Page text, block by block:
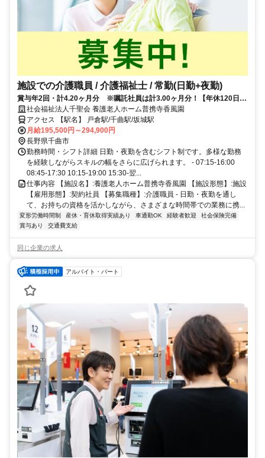
施設での介護職員 / 介護福祉士 / 常勤(日勤+夜勤)
賞与年2回・計4.20ヶ月分 ※嘱託社員は計3.00ヶ月分！【年休120日以
上】社会福祉法人千聖会 養護老人ホーム普携寺香風園
アクセス 【駅名】 戸倉駅/千曲駅/坂城駅
月給195,500円～294,900円
長野県千曲市
勤務時間・シフト詳細 日勤・夜勤を含むシフト制です。多様な勤務
を経験しながらスキルの幅をさらに広げられます。 - 07:15-16:00
08:45-17:30 10:15-19:00 15:30-翌...
仕事内容 【施設名】:養護老人ホーム普携寺香風園 【施設形態】:施設
【雇用形態】:契約社員 【募集職種】:介護職員 - 日勤・夜勤を通し
て、お持ちの資格を活かしながら、さまざまな時間帯での業務に携...
変形労働時間制 産休・育休取得実績あり 車通勤OK 経験者歓迎
社会保険完備
賞与あり
交通費支給
同じ企業の求人
アルバイト・パート